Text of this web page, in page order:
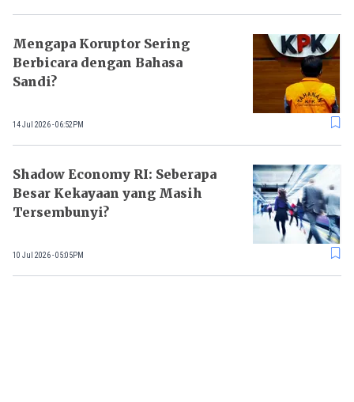
Mengapa Koruptor Sering
Berbicara dengan Bahasa
Sandi?
14 Jul 2026 - 06:52PM
Shadow Economy RI: Seberapa
Besar Kekayaan yang Masih
Tersembunyi?
10 Jul 2026 - 05:05PM